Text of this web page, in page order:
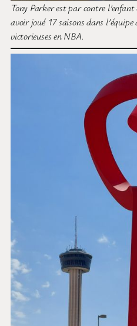
Tony Parker est par contre
avoir joué 17 saisons dans
victorieuses en NBA.